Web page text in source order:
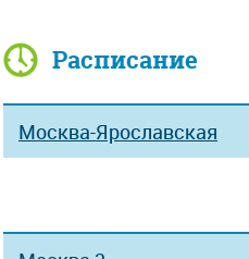
Расписание
Москва-Ярославская